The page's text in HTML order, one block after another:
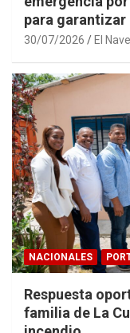
para garantizar
30/07/2026 El
NACIONALES
Respuesta
familia de La